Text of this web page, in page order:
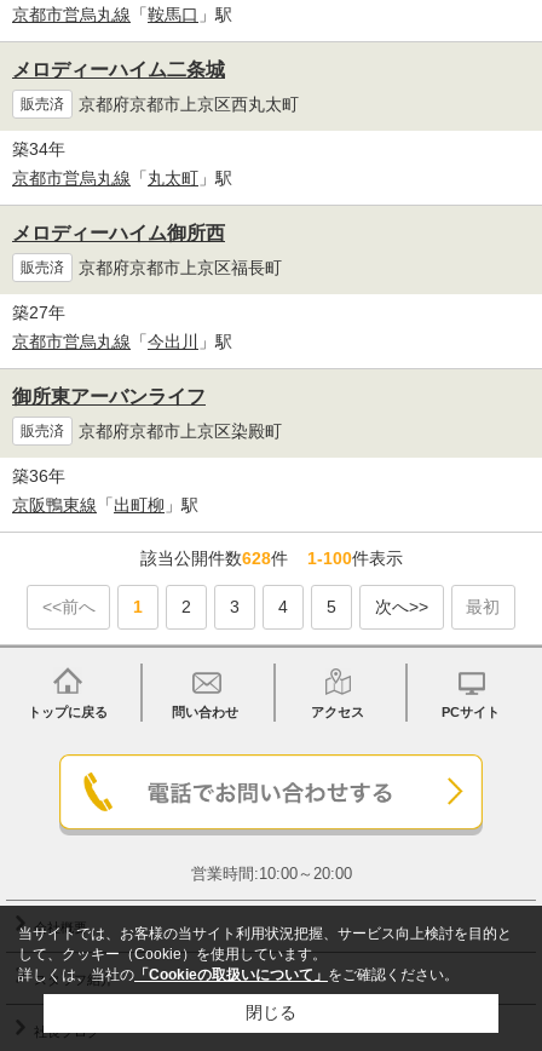
京都市営烏丸線 「鞍馬口 」駅
メロディーハイム二条城
販売済 京都府京都市上京区西丸太町
築34年
京都市営烏丸線 「丸太町 」駅
メロディーハイム御所西
販売済 京都府京都市上京区福長町
築27年
京都市営烏丸線 「今出川 」駅
御所東アーバンライフ
販売済 京都府京都市上京区染殿町
築36年
京阪鴨東線 「出町柳 」駅
該当公開件数628件1-100件表示
<<前へ 1 2 3 4 5 次へ>> 最初
トップに戻る 問い合わせ アクセス PCサイト
営業時間:10:00～20:00
会社概要
スタッフ紹介
社長ブログ
当サイトでは、お客様の当サイト利用状況把握、サービス向上検討を目的と
して、クッキー（Cookie）を使用しています。
詳しくは、当社の 「Cookieの取扱いについて」 をご確認ください。
閉じる